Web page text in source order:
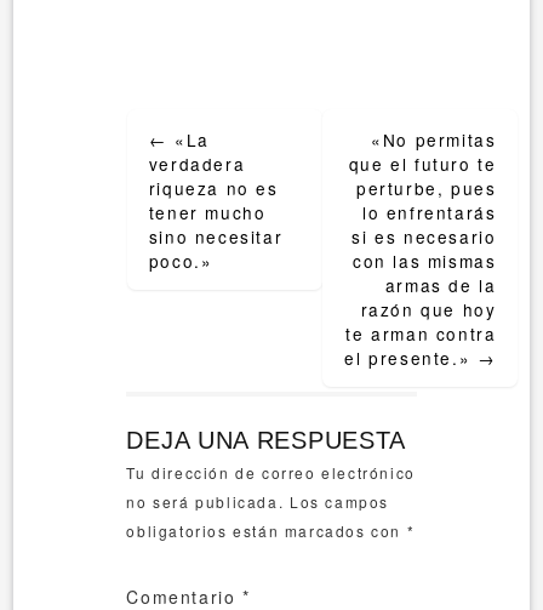
navigation
← «La
verdadera
riqueza no es
tener mucho
sino necesitar
poco.»
«No permitas
que el futuro te
perturbe, pues
lo enfrentarás
si es necesario
con las mismas
armas de la
razón que hoy
te arman contra
el presente.» →
DEJA UNA RESPUESTA
Tu dirección de correo electrónico
no será publicada. Los campos
obligatorios están marcados con *
Comentario*